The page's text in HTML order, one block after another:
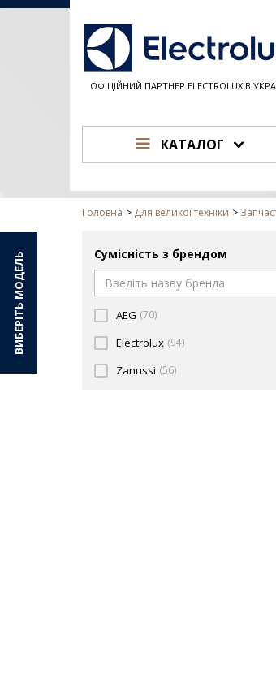
ОФІЦІЙНИЙ ПАРТНЕР ELECTROLUX В
КАТАЛОГ
Головна Для великої техніки
Сумісність з брендом
AEG (70)
Electrolux (94)
Zanussi (56)
ВИБЕРІТЬ МОДЕЛЬ